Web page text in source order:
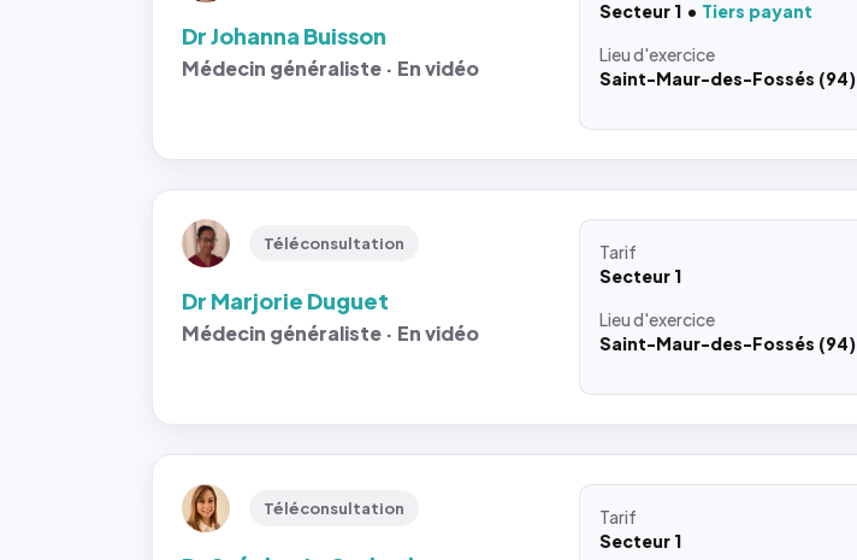
Dr Johanna Buisson
Médecin généraliste · En vidéo
Secteur 1
Tiers payant
Lieud'exercice
Saint-Maur-des-Fossés (94)
Téléconsultation
Dr Marjorie Duguet
Médecin généraliste · En vidéo
Tarif
Secteur 1
Lieud'exercice
Saint-Maur-des-Fossés (94)
Téléconsultation
Tarif
Secteur 1